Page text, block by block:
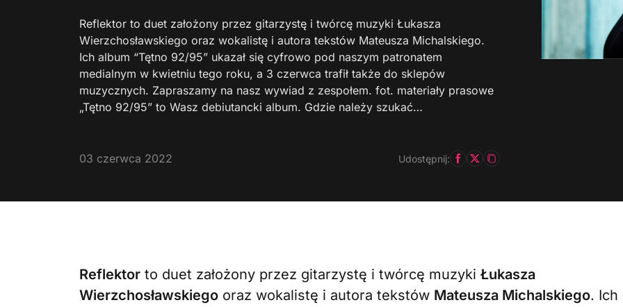
Reflektor to duet założony przez gitarzystę i twórcę muzyki Łukasza
Wierzchosławskiego oraz wokalistę i autora tekstów Mateusza Michalskiego.
Ich album “Tętno 92/95” ukazał się cyfrowo pod naszym patronatem
medialnym w kwietniu tego roku, a 3 czerwca trafił także do sklepów
muzycznych. Zapraszamy na nasz wywiad z zespołem. fot. materiały prasowe
„Tętno 92/95” to Wasz debiutancki album. Gdzie należy szukać…
03 czerwca 2022 Udostępnij:
Reflektor to duet założony przez gitarzystę i twórcę muzyki Łukasza
Wierzchosławskiego oraz wokalistę i autora tekstów Mateusza Michalskiego. Ich